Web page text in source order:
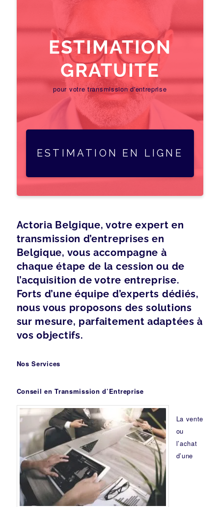
ESTIMATION
GRATUITE
pour votre transmission d'entreprise
ESTIMATION EN LIGNE
Actoria Belgique, votre expert en
transmission d’entreprises en
Belgique, vous accompagne à
chaque étape de la cession ou de
l’acquisition de votre entreprise.
Forts d’une équipe d’experts dédiés,
nous vous proposons des solutions
sur mesure, parfaitement adaptées à
vos objectifs.
Nos Services
Conseil en Transmission d’Entreprise
La vente
ou
l’achat
d’une